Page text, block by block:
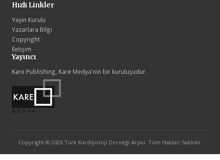
Hızlı Linkler
Yayın Kurulu
Yazarlara Bilgi
Copyright
İletişim
Yayıncı
Kare Publishing, Kare Medya'nın bir kuruluşudur.
Copyright © 2026 Türk Kardiyoloji Derneği Arşivi. Tüm Hakları Saklıdır.